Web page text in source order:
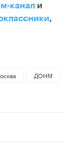
канал и
,
ДОНМ